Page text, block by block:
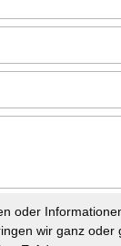
oder
wir ganz oder